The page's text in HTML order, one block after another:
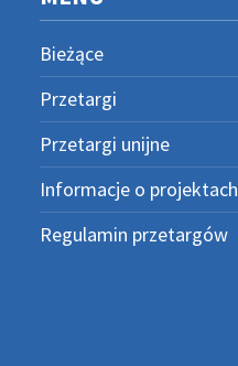
Bieżące
Przetargi
Przetargi unijne
Informacje o projektach
Regulamin przetargów